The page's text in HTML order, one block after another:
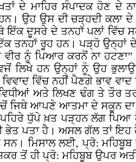
ਦੇ ਮਾਹਿਰ ਸੰਪਾਦਕ ਹੋਣ ਦੇ
ਉਹ ਉਸ ਦੀ ਚੜ੍ਹਦੀ ਕਲਾ
ਦੂਸਰੇ ਦੇ ਤਨਹਾੱ ਪਲਾਂ ਵਿੱਚ
ਇੱਕ ਤਨਹਾੱ ਰੂਹ ਹਨ। ਪੜ੍ਹੋ
ਨੂੰ ਪਿਆਰ ਕਰਨੋਂ ਨਾ
ਲਿਖੇ ਹਨ ਉਨ੍ਹਾਂ ਨੂੰ ਉਹ
ਵਿੱਚ ਨਹੀਂ ਪੈਣਗੇ ਭਾਵ ਵਾਦ
ਅਤੇ ਲਿਖਣ ਢੰਗ ਤੇ ਤੌਰ
ਜਿਥੇ ਆਪਣੇ ਆਤਮਾ ਦੇ ਸਕੂਨ ਦਾ
ਧੁੱਪੇ ਖ਼ਤ ਪੜ੍ਹਨ ਲੱਗ ਪਿਆ
ਭੇਤ ਪਤਾ ਹੈ। ਅਸਲ ਗੱਲ ਤਾਂ
ਮਿਸਾਲ ਲਈ, ਪ੍ਰੋ: ਮਹਿਬੂਬ
ਤੋਂ ਹੀ ਪ੍ਰੋ: ਮਹਿਬੂਬ ਉਪਰ